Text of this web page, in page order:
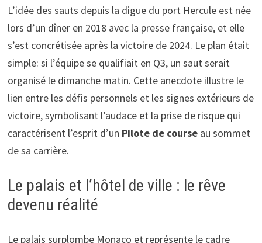
L’idée des sauts depuis la digue du port Hercule est née
lors d’un dîner en 2018 avec la presse française, et elle
s’est concrétisée après la victoire de 2024. Le plan était
simple: si l’équipe se qualifiait en Q3, un saut serait
organisé le dimanche matin. Cette anecdote illustre le
lien entre les défis personnels et les signes extérieurs de
victoire, symbolisant l’audace et la prise de risque qui
caractérisent l’esprit d’un Pilote de courseau sommet
de sa carrière.
Le palais et l’hôtel de ville : le rêve
devenu réalité
Le palais surplombe Monaco et représente le cadre